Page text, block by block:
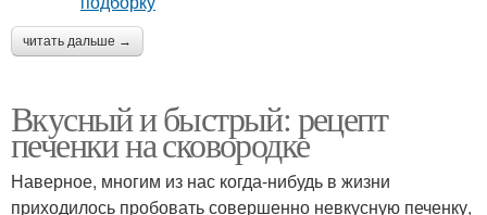
читать дальше →
Вкусный и быстрый: рецепт
печенки на сковородке
Наверное, многим из нас когда-нибудь в жизни
приходилось пробовать совершенно невкусную печенку,